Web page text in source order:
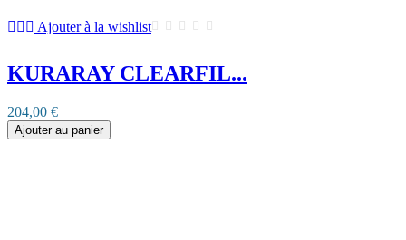
Ajouter à la wishlist
KURARAY CLEARFIL...
204,00 €
Ajouter au panier